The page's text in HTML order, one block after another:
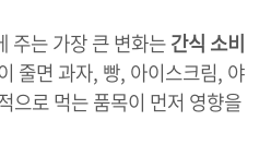
주는 가장 큰 변화는간식 소비
줄면 과자, 빵, 아이스크림, 야
으로 먹는 품목이 먼저 영향을